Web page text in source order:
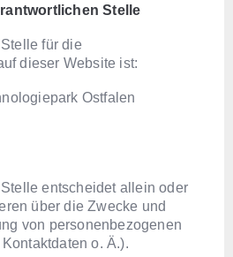
Stelle
für die
dieser Website ist:
Ostfalen
entscheidet allein oder
über die Zwecke und
von personenbezogenen
o. Ä.).